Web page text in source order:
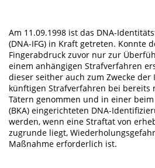
Am 11.09.1998 ist das DNA-
(DNA-IFG) in Kraft getreten. Konnte
Fingerabdruck zuvor nur zur
einem anhängigen Strafverfahren
dieser seither auch zum Zwecke
künftigen Strafverfahren bei bereits
Tätern genommen und in einer
(BKA) eingerichteten DNA-
werden, wenn eine Straftat von
zugrunde liegt,
Maßnahme erforderlich ist.